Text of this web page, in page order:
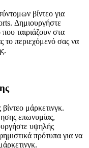
βίντεο για
Δημιουργήστε
ταιριάζουν στα
το περιεχόμενό σας να
μάρκετινγκ.
επωνυμίας,
υψηλής
πρότυπα για να